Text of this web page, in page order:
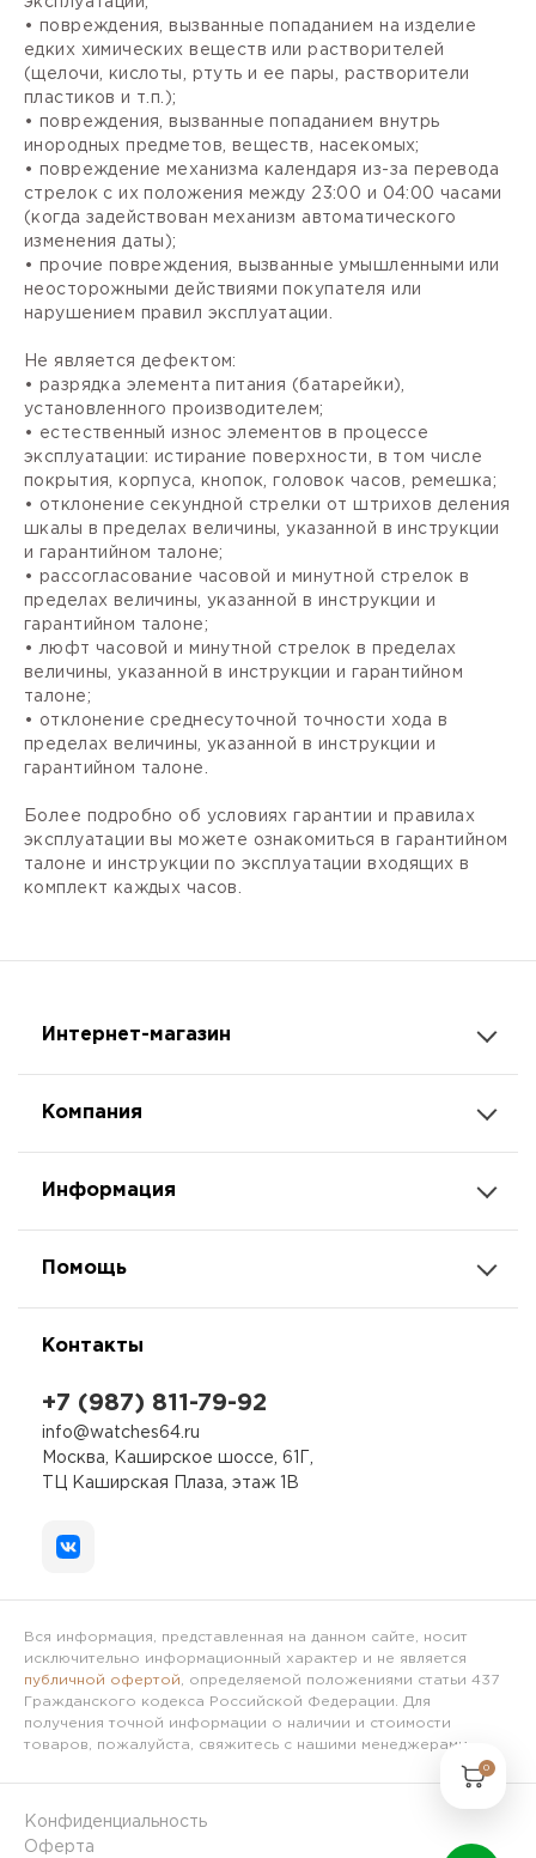
• повреждения, вызванные попаданием на изделие
едких химических веществ или растворителей
(щелочи, кислоты, ртуть и ее пары, растворители
пластиков и т.п.);
• повреждения, вызванные попаданием внутрь
инородных предметов, веществ, насекомых;
• повреждение механизма календаря из-за перевода
стрелок с их положения между 23:00 и 04:00 часами
(когда задействован механизм автоматического
изменения даты);
• прочие повреждения, вызванные умышленными или
неосторожными действиями покупателя или
нарушением правил эксплуатации.
Не является дефектом:
• разрядка элемента питания (батарейки),
установленного производителем;
• естественный износ элементов в процессе
эксплуатации: истирание поверхности, в том числе
покрытия, корпуса, кнопок, головок часов, ремешка;
• отклонение секундной стрелки от штрихов деления
шкалы в пределах величины, указанной в инструкции
и гарантийном талоне;
• рассогласование часовой и минутной стрелок в
пределах величины, указанной в инструкции и
гарантийном талоне;
• люфт часовой и минутной стрелок в пределах
величины, указанной в инструкции и гарантийном
талоне;
• отклонение среднесуточной точности хода в
пределах величины, указанной в инструкции и
гарантийном талоне.
Более подробно об условиях гарантии и правилах
эксплуатации вы можете ознакомиться в гарантийном
талоне и инструкции по эксплуатации входящих в
комплект каждых часов.
Интернет-магазин
Компания
Информация
Помощь
Контакты
+7 (987) 811-79-92
info@watches64.ru
Москва, Каширское шоссе, 61Г,
ТЦ Каширская Плаза, этаж 1В
Вся информация, представленная на данном сайте, носит
исключительно информационный характер и не является
публичной офертой , определяемой положениями статьи 437
Гражданского кодекса Российской Федерации. Для
получения точной информации о наличии и стоимости
товаров, пожалуйста, свяжитесь с нашими менеджерами.
Конфиденциальность
Оферта
0